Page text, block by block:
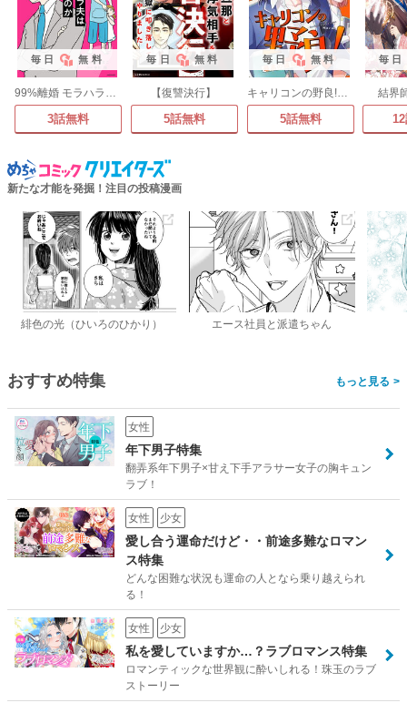
毎日 無料
99%離婚 モラハラ夫は変わるのか
3話無料
毎日 無料
【復讐決行】
5話無料
毎日 無料
キャリコンの野良!～最高の職探し～
5話無料
毎日
結界
新たな才能を発掘！注目の投稿漫画
緋色の光（ひいろのひかり） エース社員と派遣ちゃん
おすすめ特集 >
女性
年下男子特集
翻弄系年下男子×甘え下手アラサー女子の胸キュン
ラブ！
女性 少女
愛し合う運命だけど・・前途多難なロマン
ス特集
どんな困難な状況も運命の人となら乗り越えられ
る！
女性 少女
私を愛していますか…？ラブロマンス特集
ロマンティックな世界観に酔いしれる！珠玉のラブ
ストーリー